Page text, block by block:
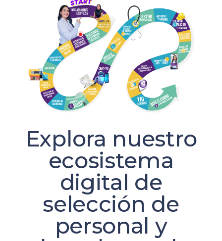
Explora nuestro
ecosistema
digital de
selección de
personal y